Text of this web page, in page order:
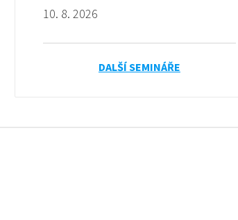
10. 8. 2026
DALŠÍ SEMINÁŘE